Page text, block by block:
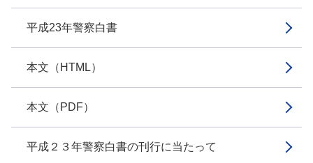
平成23年警察白書
本文（HTML）
本文（PDF）
平成２３年警察白書の刊行に当たって